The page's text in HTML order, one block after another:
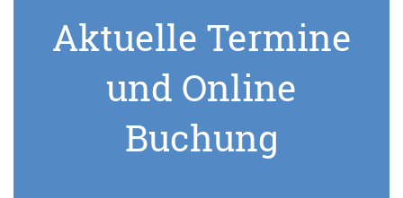
Aktuelle Termine
und Online
Buchung